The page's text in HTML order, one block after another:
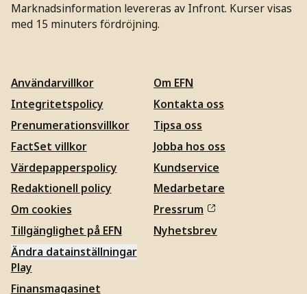
Marknadsinformation levereras av Infront. Kurser visas
med 15 minuters fördröjning.
Användarvillkor
Integritetspolicy
Prenumerationsvillkor
FactSet villkor
Värdepapperspolicy
Redaktionell policy
Om cookies
Tillgänglighet på EFN
Ändra datainställningar
Om EFN
Kontakta oss
Tipsa oss
Jobba hos oss
Kundservice
Medarbetare
Pressrum
Nyhetsbrev
Play
Finansmagasinet